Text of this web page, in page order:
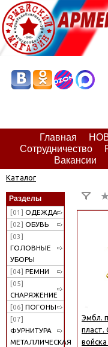
Главная
Сотрудничество
Вакансии
Каталог
Разделы
[01] ОДЕЖДА
[02] ОБУВЬ
[03]
ГОЛОВНЫЕ
УБОРЫ
[04] РЕМНИ
[05]
СНАРЯЖЕНИЕ
[06] ПОГОНЫ
[07]
ФУРНИТУРА
МЕТАЛЛИЧЕСКАЯ
Эмбл.
пласт.